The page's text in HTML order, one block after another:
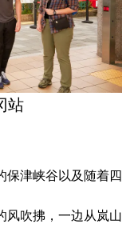
站
保津峡谷以及随着四
风吹拂，一边从岚山